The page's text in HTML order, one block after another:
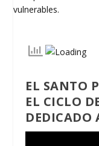
EL SANTO
EL CICLO
DEDICADO